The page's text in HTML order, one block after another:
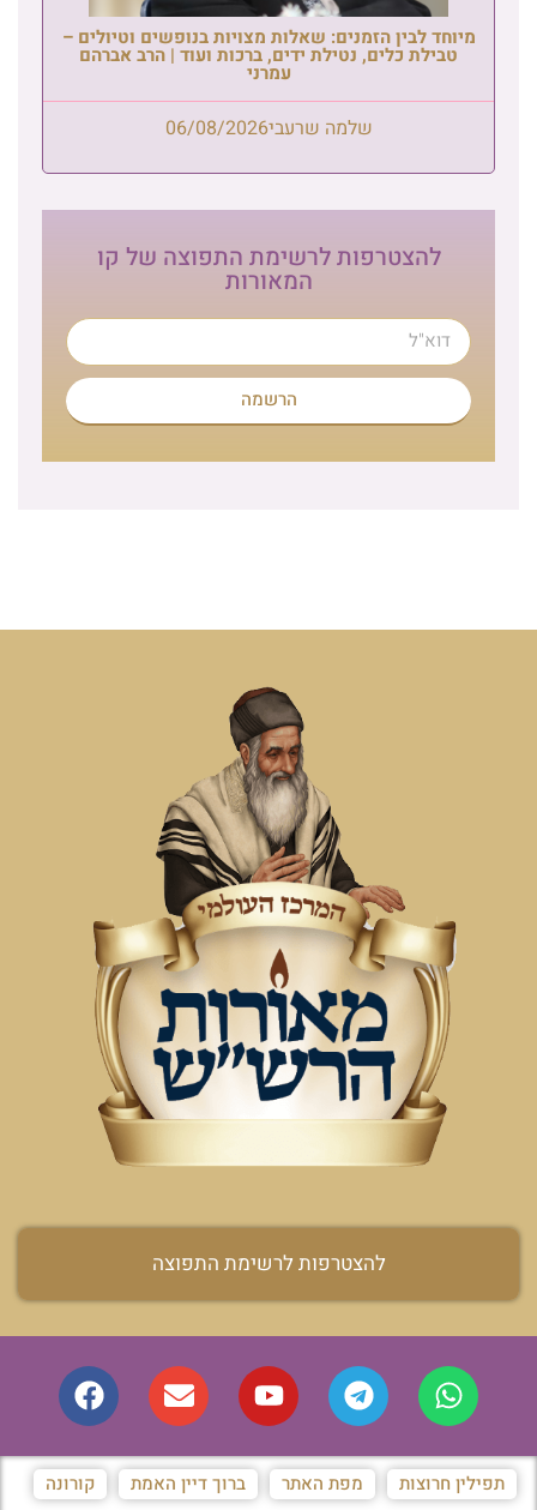
מיוחד לבין הזמנים: שאלות מצויות בנופשים וטיולים –
טבילת כלים, נטילת ידים, ברכות ועוד | הרב אברהם
עמרני
שלמה שרעבי06/08/2026
להצטרפות לרשימת התפוצה של קו
המאורות
הרשמה
להצטרפות לרשימת התפוצה
תפילין חרוצות מפת האתר ברוך דיין האמת קורונה